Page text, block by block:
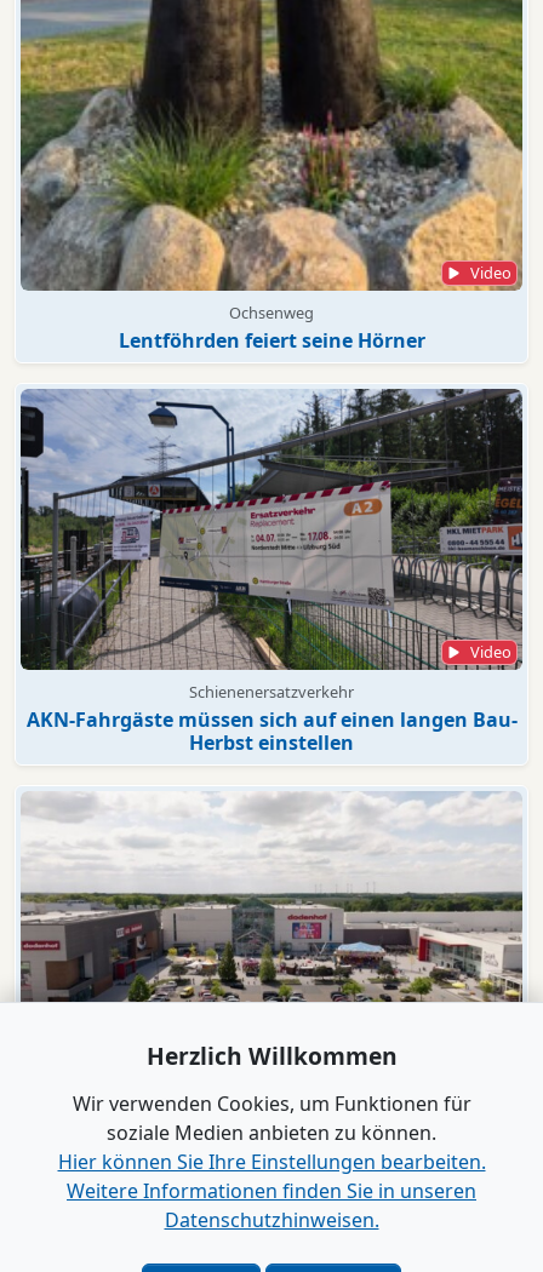
Video
Ochsenweg
Lentföhrden feiert seine Hörner
Video
Schienenersatzverkehr
AKN-Fahrgäste müssen sich auf einen langen Bau-
Herbst einstellen
dodenhof
dodenhof als Arbeitgeber in Kaltenkirchen
Alle Videos anzeigen
Verlag|Kontakt
Herzlich Willkommen
Wir verwenden Cookies, um Funktionen für
soziale Medien anbieten zu können.
Hier können Sie Ihre Einstellungen bearbeiten.
Weitere Informationen finden Sie in unseren
Datenschutzhinweisen.